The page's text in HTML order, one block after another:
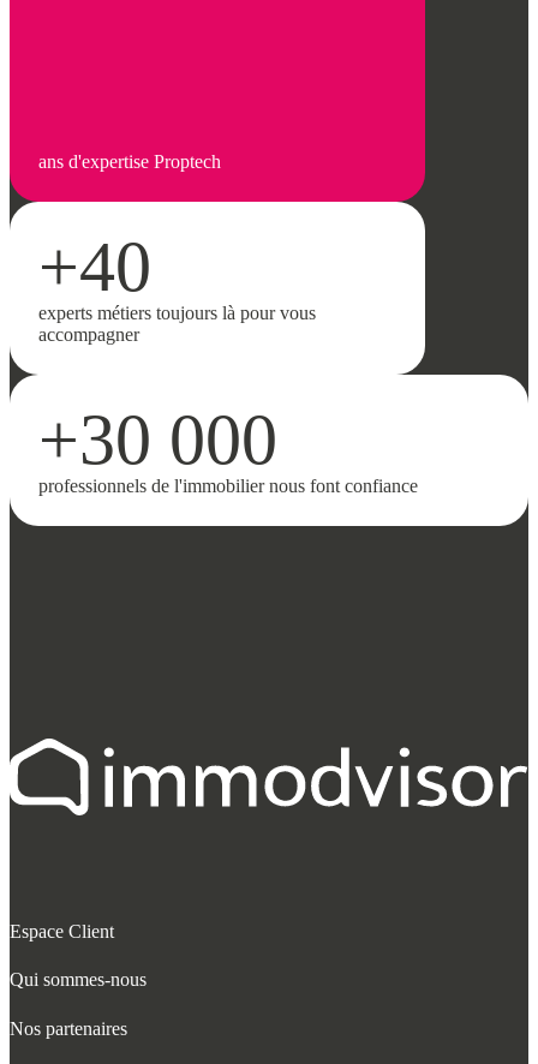
ans d'expertise Proptech
+40
experts métiers toujours là pour vous
accompagner
+30 000
professionnels de l'immobilier nous font confiance
Espace Client
Qui sommes-nous
Nos partenaires